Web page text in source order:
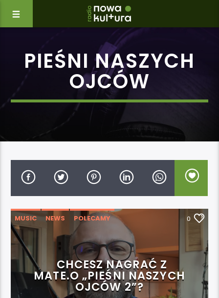
PIEŚNI NASZYCH
OJCÓW
MUSIC NEWS POLECAMY 0
CHCESZ NAGRAĆ Z
MATE.O „PIEŚNI NASZYCH
OJCÓW 2”?